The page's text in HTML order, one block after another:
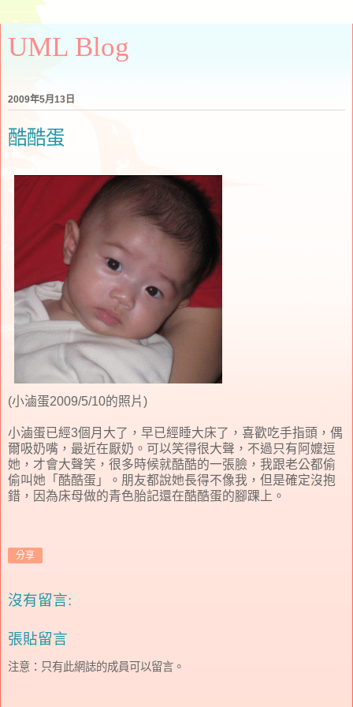
UML Blog
2009年5月13日
酷酷蛋
(小滷蛋2009/5/10的照片)
小滷蛋已經3個月大了，早已經睡大床了，喜歡吃手指頭，偶
爾吸奶嘴，最近在厭奶。可以笑得很大聲，不過只有阿嬤逗
她，才會大聲笑，很多時候就酷酷的一張臉，我跟老公都偷
偷叫她「酷酷蛋」。朋友都說她長得不像我，但是確定沒抱
錯，因為床母做的青色胎記還在酷酷蛋的腳踝上。
分享
沒有留言:
張貼留言
注意：只有此網誌的成員可以留言。